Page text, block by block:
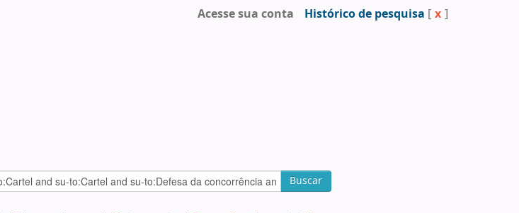
Acesse sua conta Histórico de pesquisa [ x ]
Buscar